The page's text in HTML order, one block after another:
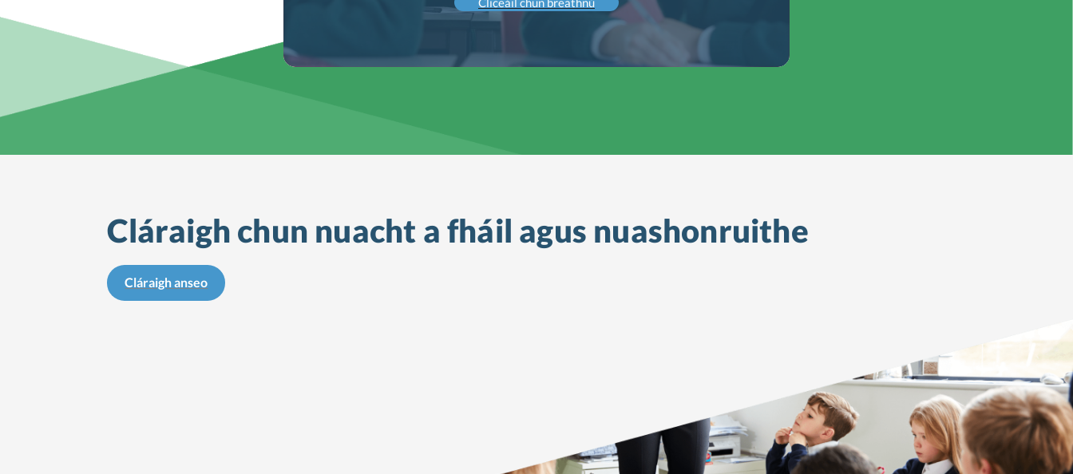
Cláraigh chun nuacht a fháil agus nuashonruithe
Cláraigh anseo